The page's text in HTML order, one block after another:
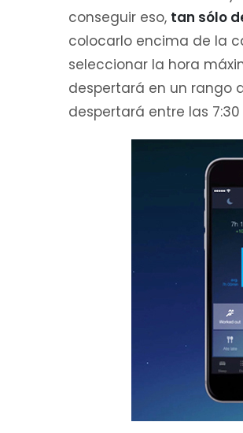
conseguir eso, tan sólo
colocarlo encima de la
seleccionar la hora
despertará en un rango
despertará entre las